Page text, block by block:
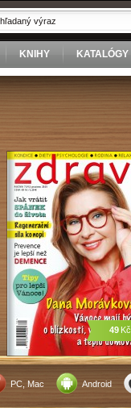
KNIHY KATALÓGY
PC, Mac Android
49Kč